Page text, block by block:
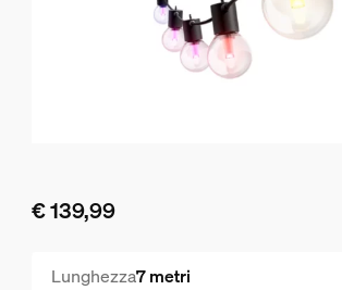
€ 139,99
Lunghezza7 metri